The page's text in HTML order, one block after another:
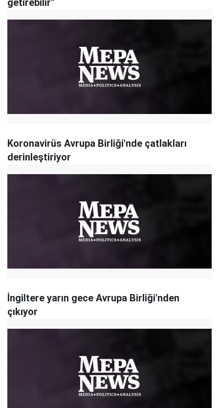
Koronavirüs Avrupa Birliği'nde çatlakları
derinleştiriyor
İngiltere yarın gece Avrupa Birliği'nden
çıkıyor